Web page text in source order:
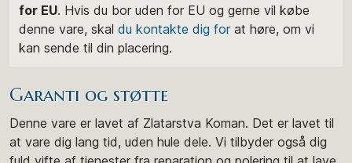
for EU. Hvis du bor uden for EU og gerne vil købe
denne vare, skal du kontakte dig forat høre, om vi
kan sende til din placering.
Garanti og støtte
Denne vare er lavet af Zlatarstva Koman. Det er lavet til
at vare dig lang tid, uden hule dele. Vi tilbyder også dig